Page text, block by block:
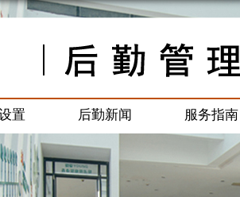
置 后勤新闻 服务指南